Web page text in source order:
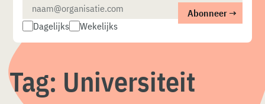
Dagelijks Wekelijks
Tag: Universiteit